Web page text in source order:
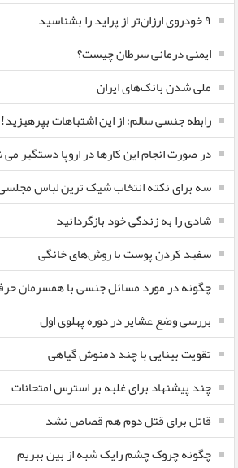
٩ خودروی ارزان‌تر از پراید را بشناسید
ایمنی درمانی سرطان چیست؟
ملی شدن بانک‌های ایران
رابطه جنسی سالم؛ از این اشتباهات بپرهیزید!
در صورت انجام این کارها در اروپا دستگیر
سه برای نکته انتخاب شیک ترین لباس
شادی را به زندگی خود بازگردانید
سفید کردن پوست با روش‌های خانگی
چگونه در مورد مسائل جنسی با همسرمان
بررسی وضع عشایر در دوره پهلوی اول
تقویت بینایی با چند دمنوش گیاهی
چند پیشنهاد برای غلبه بر استرس امتحانات
قاتل برای قتل دوم هم قصاص نشد
چگونه چروک چشم رایک شبه از بین ببریم